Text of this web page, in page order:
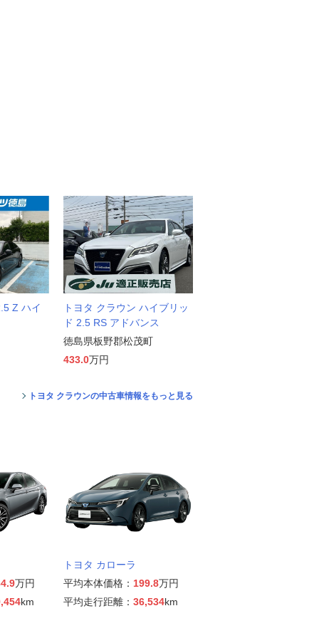
Z ハイ
トヨタ クラウン ハイブリッ
ド 2.5 RS アドバンス
徳島県板野郡松茂町
433.0万円
トヨタ クラウンの中古車情報をもっと見る
万円
km
トヨタ カローラ
平均本体価格： 199.8万円
平均走行距離： 36,534km